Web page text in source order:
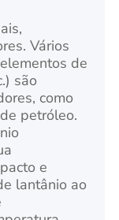
Vários
de
são
como
petróleo.
e
lantânio ao